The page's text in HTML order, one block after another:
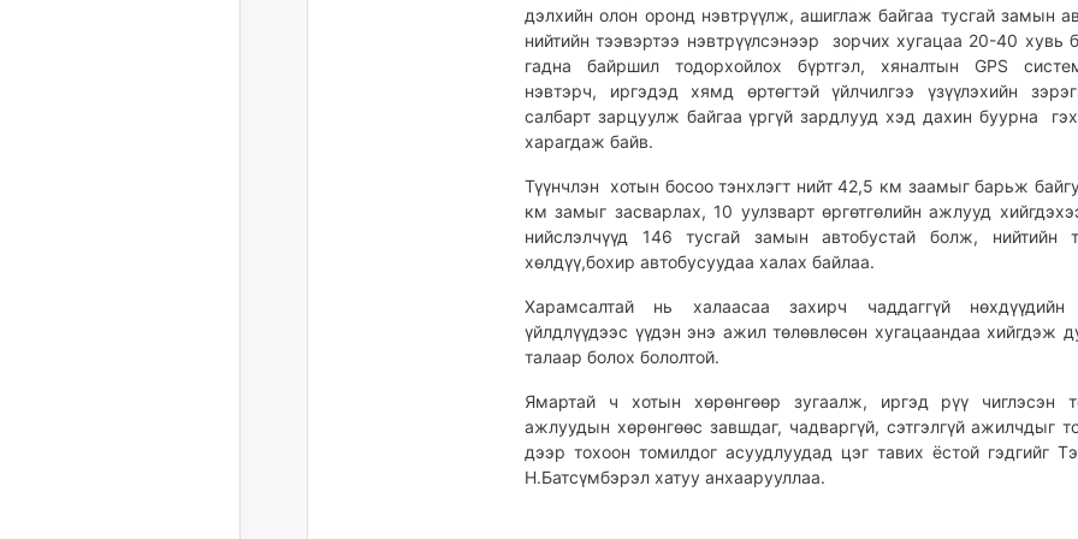
дэлхийн олон оронд нэвтрүүлж, ашиглаж байгаа тусгай замын
нийтийн тээвэртээ нэвтрүүлсэнээр зорчих хугацаа 20-40 хувь
гадна байршил тодорхойлох бүртгэл, хяналтын GPS
нэвтэрч, иргэдэд хямд өртөгтэй үйлчилгээ үзүүлэхийн
салбарт зарцуулж байгаа үргүй зардлууд хэд дахин буурна
харагдаж байв.
Түүнчлэн хотын босоо тэнхлэгт нийт 42,5 км заамыг барьж
км замыг засварлах, 10 уулзварт өргөтгөлийн ажлууд
нийслэлчүүд 146 тусгай замын автобустай болж, нийтийн
хөлдүү,бохир автобусуудаа халах байлаа.
Харамсалтай нь халаасаа захирч чаддаггүй нөхдүүдийн
үйлдлүүдээс үүдэн энэ ажил төлөвлөсөн хугацаандаа хийгдэж
талаар болох бололтой.
Ямартай ч хотын хөрөнгөөр зугаалж, иргэд рүү чиглэсэн
ажлуудын хөрөнгөөс завшдаг, чадваргүй, сэтгэлгүй ажилчдыг
дээр тохоон томилдог асуудлуудад цэг тавих ёстой гэдгийг
Н.Батсүмбэрэл хатуу анхаарууллаа.